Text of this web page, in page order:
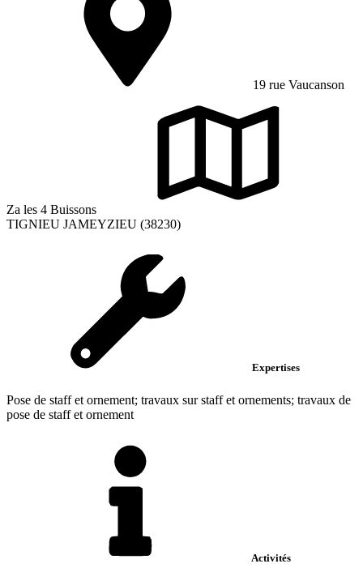
19 rue Vaucanson
Za les 4 Buissons
TIGNIEU JAMEYZIEU (38230)
Expertises
Pose de staff et ornement; travaux sur staff et ornements; travaux de
pose de staff et ornement
Activités